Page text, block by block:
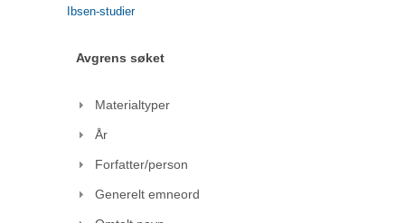
Ibsen-studier
Avgrens søket
Materialtyper
År
Forfatter/person
Generelt emneord